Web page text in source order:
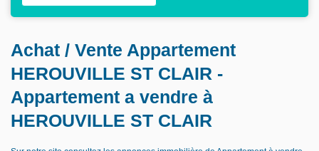
Louer
Estimer
Nos services
Achat / Vente Appartement
HEROUVILLE ST CLAIR -
Appartement a vendre à
HEROUVILLE ST CLAIR